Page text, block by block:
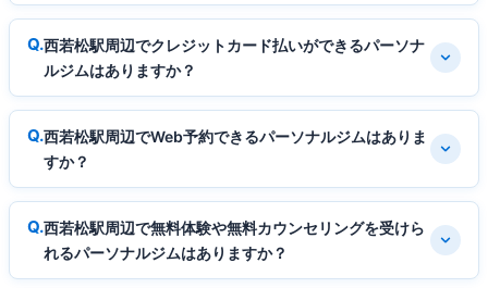
西若松駅周辺でクレジットカード払いができるパーソナ
ルジムはありますか？
西若松駅周辺でWeb予約できるパーソナルジムはありま
すか？
西若松駅周辺で無料体験や無料カウンセリングを受けら
れるパーソナルジムはありますか？